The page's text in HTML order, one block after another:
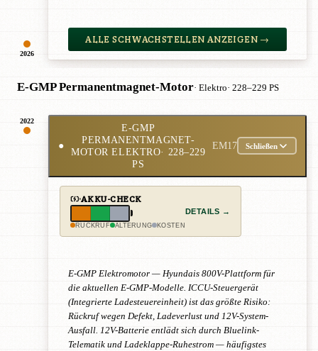
2026
ALLE SCHWACHSTELLEN ANZEIGEN →
E-GMP Permanentmagnet-Motor· Elektro· 228–229 PS
2022
●
E-GMP
PERMANENTMAGNET-
MOTOR ELEKTRO· 228–229
PS
EM17 Schließen
AKKU-CHECK
RÜCKRUF ALTERUNG KOSTEN
DETAILS →
E-GMP Elektromotor — Hyundais 800V-Plattform für
die aktuellen E-GMP-Modelle. ICCU-Steuergerät
(Integrierte Ladesteuereinheit) ist das größte Risiko:
Rückruf wegen Defekt, Ladeverlust und 12V-System-
Ausfall. 12V-Batterie entlädt sich durch Bluelink-
Telematik und Ladeklappe-Ruhestrom — häufigstes